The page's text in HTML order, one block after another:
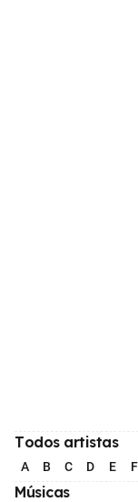
Todos artistas
A B C D E F
Músicas